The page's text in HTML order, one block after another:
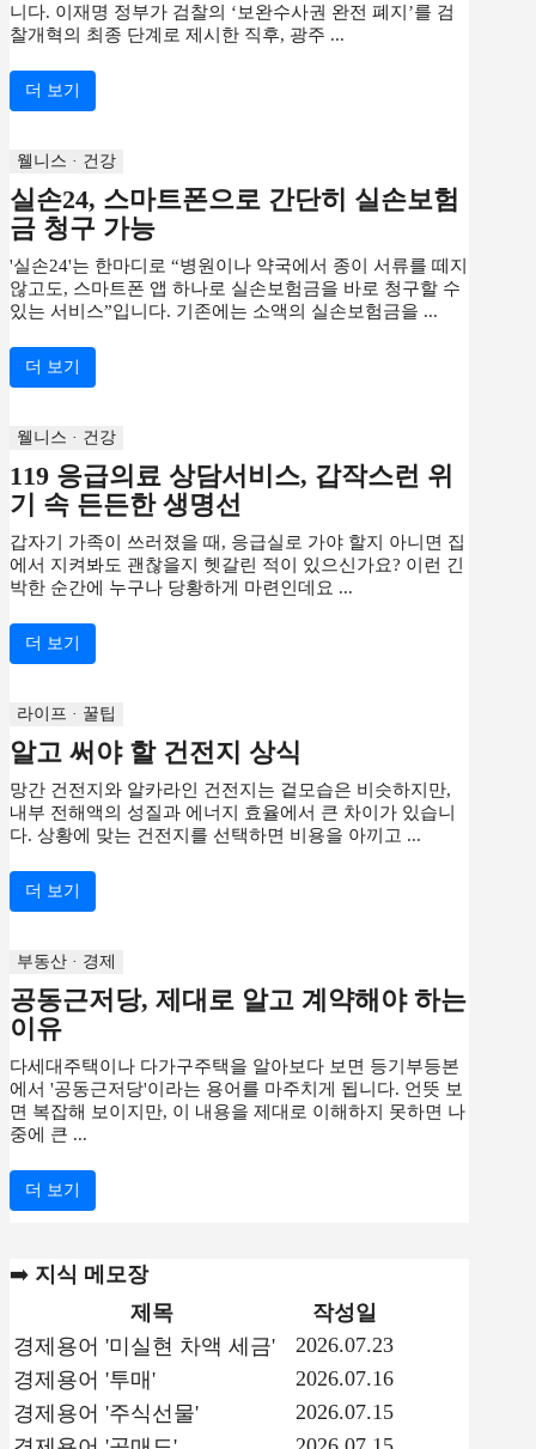
니다. 이재명 정부가 검찰의 ‘보완수사권 완전 폐지’를 검
찰개혁의 최종 단계로 제시한 직후, 광주 ...
더 보기
웰니스 · 건강
실손24, 스마트폰으로 간단히 실손보험
금 청구 가능
'실손24'는 한마디로 “병원이나 약국에서 종이 서류를 떼지
않고도, 스마트폰 앱 하나로 실손보험금을 바로 청구할 수
있는 서비스”입니다. 기존에는 소액의 실손보험금을 ...
더 보기
웰니스 · 건강
119 응급의료 상담서비스, 갑작스런 위
기 속 든든한 생명선
갑자기 가족이 쓰러졌을 때, 응급실로 가야 할지 아니면 집
에서 지켜봐도 괜찮을지 헷갈린 적이 있으신가요? 이런 긴
박한 순간에 누구나 당황하게 마련인데요 ...
더 보기
라이프 · 꿀팁
알고 써야 할 건전지 상식
망간 건전지와 알카라인 건전지는 겉모습은 비슷하지만,
내부 전해액의 성질과 에너지 효율에서 큰 차이가 있습니
다. 상황에 맞는 건전지를 선택하면 비용을 아끼고 ...
더 보기
부동산 · 경제
공동근저당, 제대로 알고 계약해야 하는
이유
다세대주택이나 다가구주택을 알아보다 보면 등기부등본
에서 '공동근저당'이라는 용어를 마주치게 됩니다. 언뜻 보
면 복잡해 보이지만, 이 내용을 제대로 이해하지 못하면 나
중에 큰 ...
더 보기
➡️ 지식 메모장
제목
작성일
경제용어 '미실현 차액 세금'
2026.07.23
경제용어 '투매'
2026.07.16
경제용어 '주식선물'
2026.07.15